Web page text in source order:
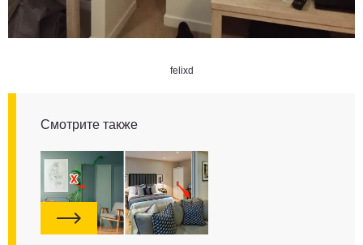
felixd
Смотрите также